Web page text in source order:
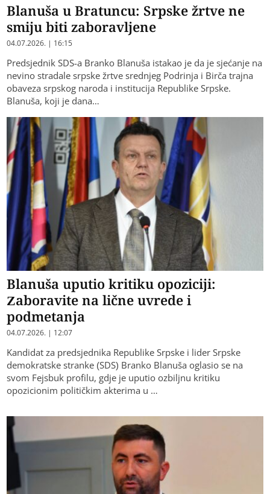
Blanuša u Bratuncu: Srpske žrtve ne
smiju biti zaboravljene
04.07.2026. | 16:15
Predsjednik SDS-a Branko Blanuša istakao je da je sjećanje na
nevino stradale srpske žrtve srednjeg Podrinja i Birča trajna
obaveza srpskog naroda i institucija Republike Srpske.
Blanuša, koji je dana…
Blanuša uputio kritiku opoziciji:
Zaboravite na lične uvrede i
podmetanja
04.07.2026. | 12:07
Kandidat za predsjednika Republike Srpske i lider Srpske
demokratske stranke (SDS) Branko Blanuša oglasio se na
svom Fejsbuk profilu, gdje je uputio ozbiljnu kritiku
opozicionim političkim akterima u …